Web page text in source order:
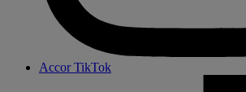
Accor TikTok